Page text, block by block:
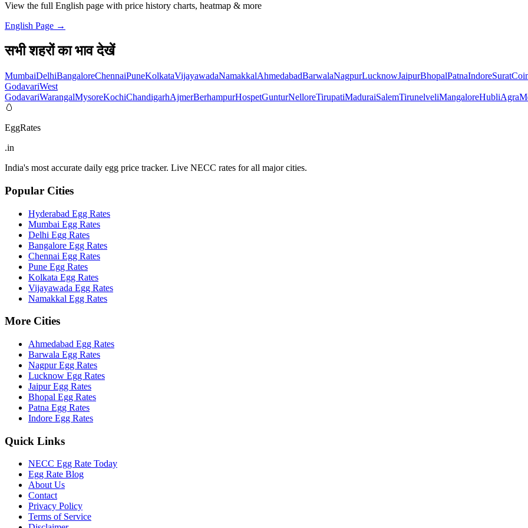
View the full English page with price history charts, heatmap & more
English Page →
सभी शहरों का भाव देखें
MumbaiDelhiBangaloreChennaiPuneKolkataVijayawadaNamakkalAhmedabadBarwalaNagpurLucknowJaipurBhopalPatnaIndoreSurat
GodavariWest
GodavariWarangalMysoreKochiChandigarhAjmerBerhampurHospetGunturNelloreTirupatiMaduraiSalemTirunelveliMangaloreHubliAgra
🥚
EggRates
.in
India's most accurate daily egg price tracker. Live NECC rates for all major cities.
Popular Cities
Hyderabad Egg Rates
Mumbai Egg Rates
Delhi Egg Rates
Bangalore Egg Rates
Chennai Egg Rates
Pune Egg Rates
Kolkata Egg Rates
Vijayawada Egg Rates
Namakkal Egg Rates
More Cities
Ahmedabad Egg Rates
Barwala Egg Rates
NagpurEgg Rates
Lucknow Egg Rates
JaipurEgg Rates
Bhopal Egg Rates
Patna Egg Rates
Indore Egg Rates
Quick Links
NECC Egg Rate Today
Egg Rate Blog
About Us
Contact
Privacy Policy
Terms of Service